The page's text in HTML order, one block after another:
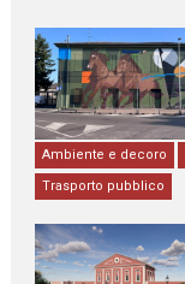
Ambiente e decoro
Trasporto pubblico